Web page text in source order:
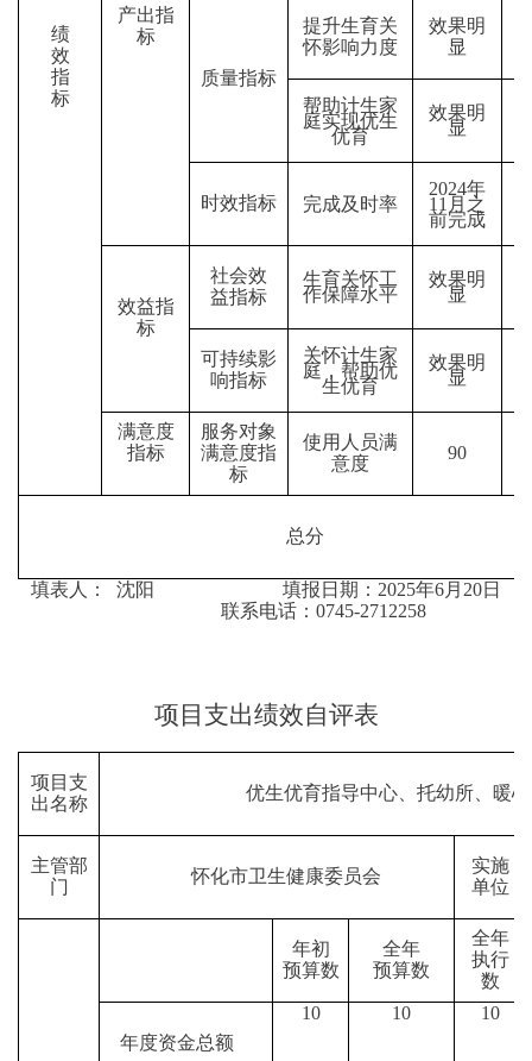
绩
效
指
标
产出指
标
质量指标
提升生育关
怀影响力度
效果明
显
帮助计生家
庭实现优生
优育
效果明
显
时效指标 完成及时率
2024年
11月之
前完成
效益指
标
社会效
益指标
生育关怀工
作保障水平
效果明
显
可持续影
响指标
关怀计生家
庭，帮助优
生优育
效果明
显
满意度
指标
服务对象
满意度指
标
使用人员满
意度
90
总分
填表人： 沈阳 填报日期： 2025年6月20日
联系电话：0745-2712258
项目支出绩效自评表
项目支
出名称
优生优育指导中心、托幼所、暖
主管部
门
怀化市卫生健康委员会
实施
单位
年初
预算数
全年
预算数
全年
执行
数
年度资金总额
10 10 10